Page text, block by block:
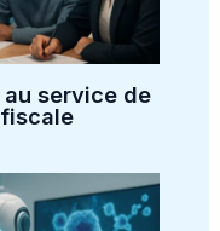
service de